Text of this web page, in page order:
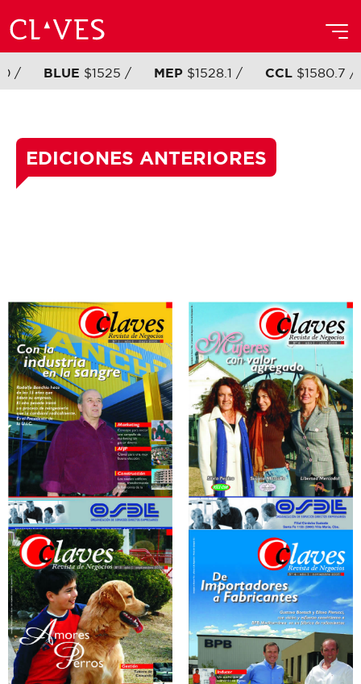
/ MEP$1528.1 / CCL $1580.7 /
EDICIONES ANTERIORES